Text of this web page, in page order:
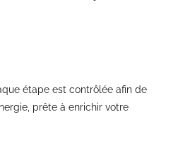
étape est contrôlée afin de
prête à enrichir votre